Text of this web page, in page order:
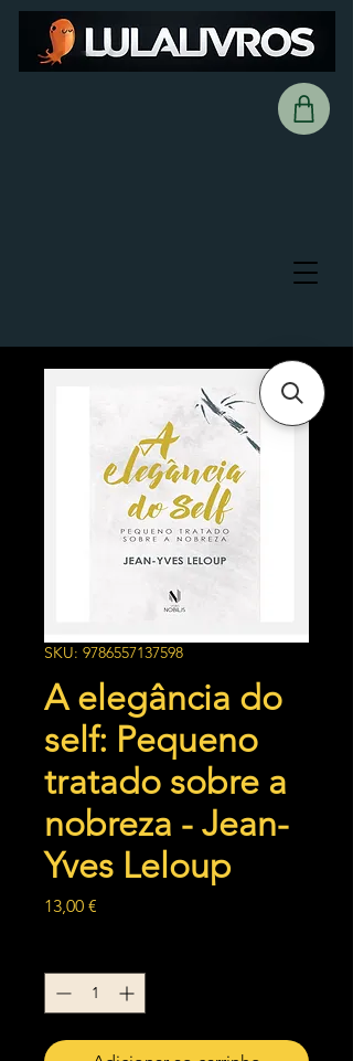
SKU: 9786557137598
A elegância do
self: Pequeno
tratado sobre a
nobreza - Jean-
Yves Leloup
13,00 €